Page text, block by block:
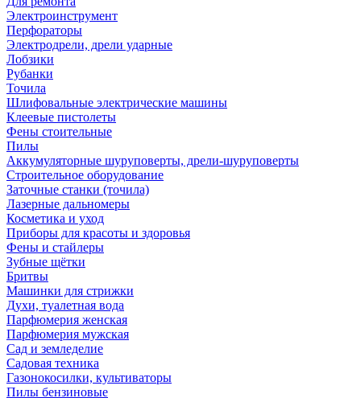
Электроинструмент
Перфораторы
Электродрели, дрели ударные
Лобзики
Рубанки
Точила
Шлифовальные электрические машины
Клеевые пистолеты
Фены стоительные
Пилы
Аккумуляторные шуруповерты, дрели-шуруповерты
Строительное оборудование
Заточные станки (точила)
Лазерные дальномеры
Косметика и уход
Приборы для красоты и здоровья
Фены и стайлеры
Зубные щётки
Бритвы
Машинки для стрижки
Духи, туалетная вода
Парфюмерия женская
Парфюмерия мужская
Сад и земледелие
Садовая техника
Газонокосилки, культиваторы
Пилы бензиновые